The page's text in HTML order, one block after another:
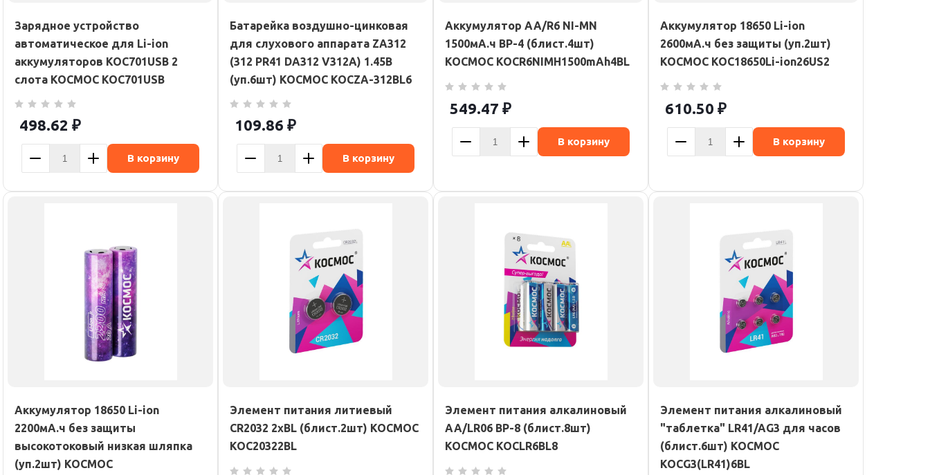
Зарядное устройство
автоматическое для Li-ion
аккумуляторов KOC701USB 2
слота КОСМОС KOC701USB
498.62 ₽
В корзину
Батарейка воздушно-цинковая
для слухового аппарата ZA312
(312 PR41 DA312 V312A) 1.45В
(уп.6шт) КОСМОС KOCZA-312BL6
109.86 ₽
В корзину
Аккумулятор AA/R6 NI-MN
1500мА.ч BP-4 (блист.4шт)
КОСМОС KOCR6NIMH1500mAh4BL
549.47 ₽
В корзину
Аккумулятор 18650 Li-ion
2600мА.ч без защиты (уп.2шт)
КОСМОС KOC18650Li-ion26US2
610.50 ₽
В корзину
Аккумулятор 18650 Li-ion
2200мА.ч без защиты
высокотоковый низкая шляпка
(уп.2шт) КОСМОС
Элемент питания литиевый
CR2032 2хBL (блист.2шт) КОСМОС
KOC20322BL
Элемент питания алкалиновый
AA/LR06 BP-8 (блист.8шт)
КОСМОС KOCLR6BL8
Элемент питания алкалиновый
"таблетка" LR41/AG3 для часов
(блист.6шт) КОСМОС
KOCG3(LR41)6BL